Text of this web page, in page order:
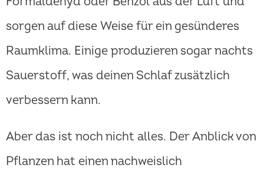
sorgen auf diese Weise für ein gesünderes
Raumklima. Einige produzieren sogar nachts
Sauerstoff, was deinen Schlaf zusätzlich
verbessern kann.
Aber das ist noch nicht alles. Der Anblick von
Pflanzen hat einen nachweislich